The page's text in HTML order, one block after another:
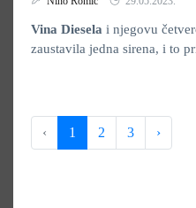
Vina Diesela i njegovu
zaustavila jedna sirena, i to
‹ 1 2 3 ›